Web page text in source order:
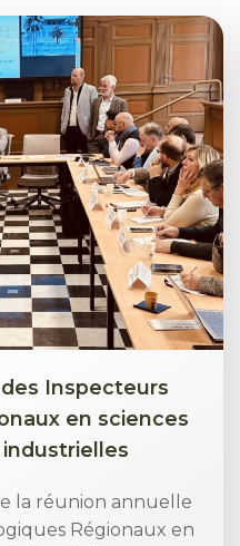
Inspecteurs
en sciences
la réunion annuelle
Régionaux en